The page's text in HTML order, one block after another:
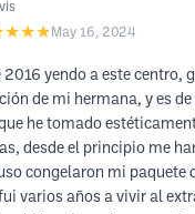
May 16, 2024
2016 yendo a este centro,
de mi hermana, y es
he tomado
desde el principio me
congelaron mi paquete
varios años a vivir al